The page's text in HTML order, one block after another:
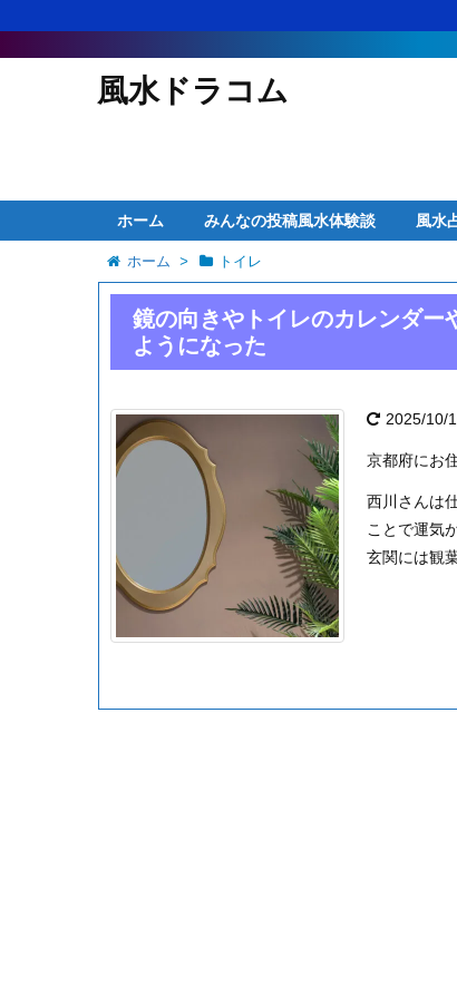
風水ドラコム
ホーム みんなの投稿風水体験談 風水
ホーム > トイレ
鏡の向きやトイレのカレンダー
ようになった
2025/10/
京都府にお
西川さんは
ことで運気
玄関には観